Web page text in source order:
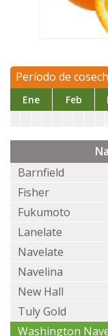
Período de
Ene Feb
Barnfield
Fisher
Fukumoto
Lanelate
Navelate
Navelina
New Hall
Tuly Gold
Washington